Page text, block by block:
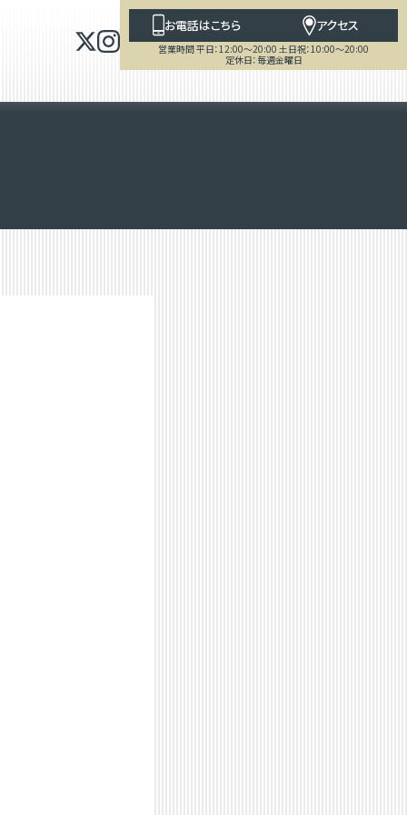
お電話はこちら アクセス
営業時間 平日：12:00～20:00 土日祝：10:00～20:00
定休日：毎週金曜日